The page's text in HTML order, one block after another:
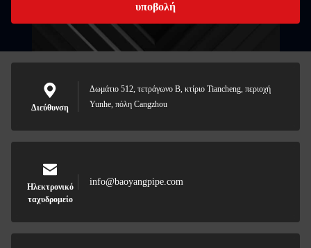
υποβολή
Διεύθυνση
Δωμάτιο 512, τετράγωνο Β, κτίριο Tiancheng, περιοχή
Yunhe, πόλη Cangzhou
Ηλεκτρονικό
ταχυδρομείο
info@baoyangpipe.com